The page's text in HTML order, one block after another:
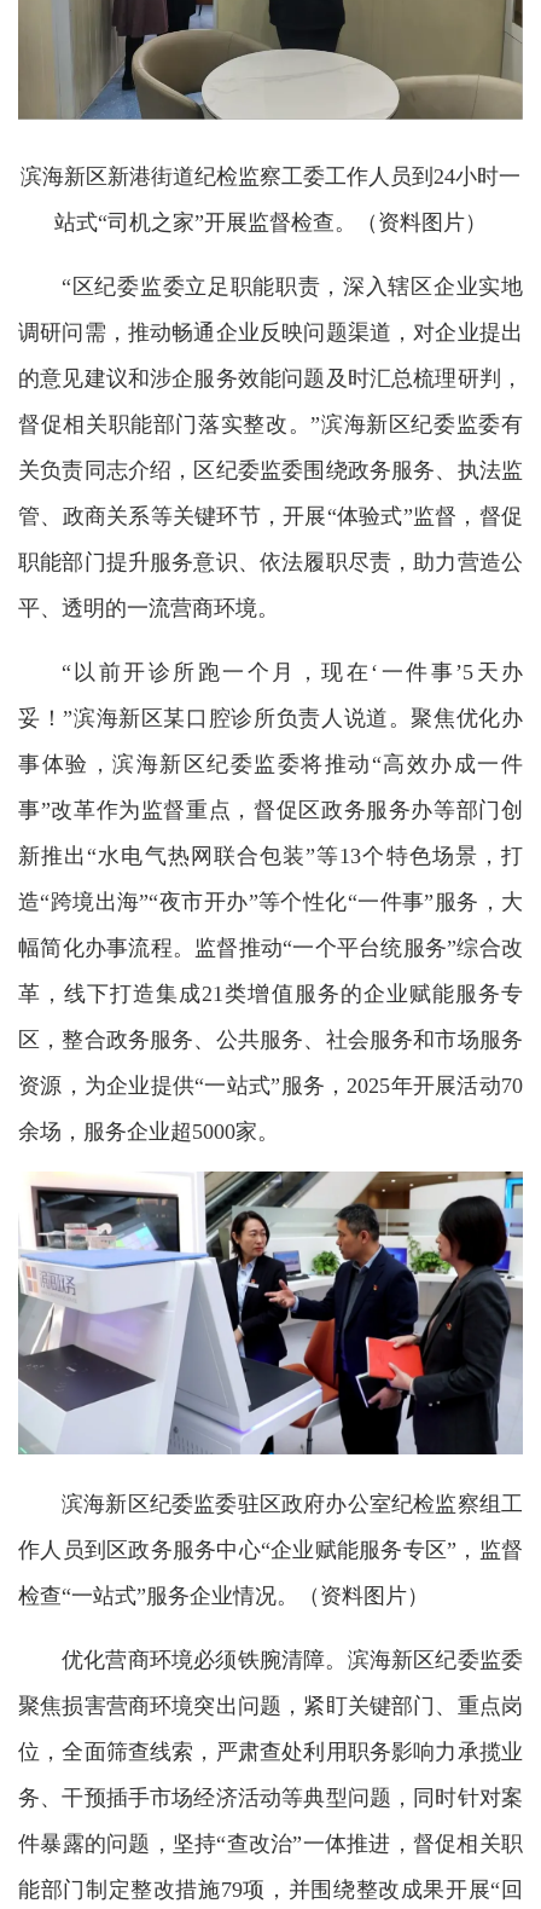
滨海新区新港街道纪检监察工委工作人员到24小时一
站式“司机之家”开展监督检查。（资料图片）
“区纪委监委立足职能职责，深入辖区企业实地
调研问需，推动畅通企业反映问题渠道，对企业提出
的意见建议和涉企服务效能问题及时汇总梳理研判，
督促相关职能部门落实整改。”滨海新区纪委监委有
关负责同志介绍，区纪委监委围绕政务服务、执法监
管、政商关系等关键环节，开展“体验式”监督，督促
职能部门提升服务意识、依法履职尽责，助力营造公
平、透明的一流营商环境。
“以前开诊所跑一个月，现在‘一件事’5天办
妥！”滨海新区某口腔诊所负责人说道。聚焦优化办
事体验，滨海新区纪委监委将推动“高效办成一件
事”改革作为监督重点，督促区政务服务办等部门创
新推出“水电气热网联合包装”等13个特色场景，打
造“跨境出海”“夜市开办”等个性化“一件事”服务，大
幅简化办事流程。监督推动“一个平台统服务”综合改
革，线下打造集成21类增值服务的企业赋能服务专
区，整合政务服务、公共服务、社会服务和市场服务
资源，为企业提供“一站式”服务，2025年开展活动70
余场，服务企业超5000家。
滨海新区纪委监委驻区政府办公室纪检监察组工
作人员到区政务服务中心“企业赋能服务专区”，监督
检查“一站式”服务企业情况。（资料图片）
优化营商环境必须铁腕清障。滨海新区纪委监委
聚焦损害营商环境突出问题，紧盯关键部门、重点岗
位，全面筛查线索，严肃查处利用职务影响力承揽业
务、干预插手市场经济活动等典型问题，同时针对案
件暴露的问题，坚持“查改治”一体推进，督促相关职
能部门制定整改措施79项，并围绕整改成果开展“回